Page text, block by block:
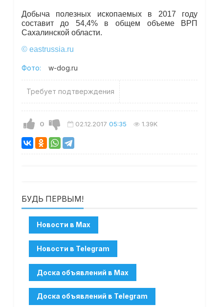
Добыча полезных ископаемых в 2017 году
составит до 54,4% в общем объеме ВРП
Сахалинской области.
© eastrussia.ru
Фото: w-dog.ru
Требует подтверждения
0 02.12.2017 05:35 1.39K
БУДЬ ПЕРВЫМ!